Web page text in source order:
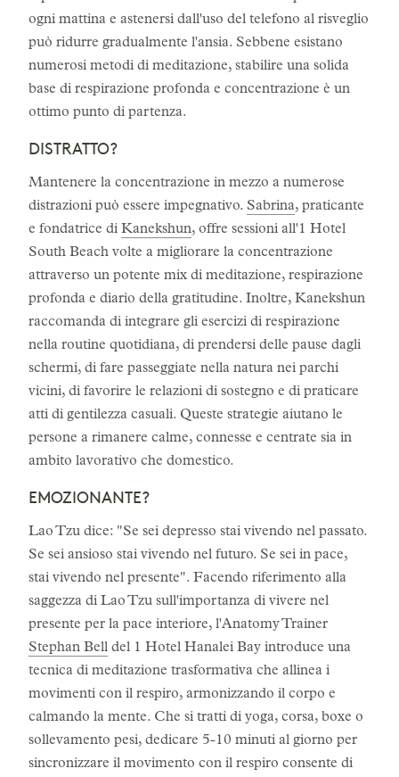
ogni mattina e astenersi dall'uso del telefono al risveglio
può ridurre gradualmente l'ansia. Sebbene esistano
numerosi metodi di meditazione, stabilire una solida
base di respirazione profonda e concentrazione è un
ottimo punto di partenza.
DISTRATTO?
Mantenere la concentrazione in mezzo a numerose
distrazioni può essere impegnativo. Sabrina, praticante
e fondatrice di Kanekshun, offre sessioni all'1 Hotel
South Beach volte a migliorare la concentrazione
attraverso un potente mix di meditazione, respirazione
profonda e diario della gratitudine. Inoltre, Kanekshun
raccomanda di integrare gli esercizi di respirazione
nella routine quotidiana, di prendersi delle pause dagli
schermi, di fare passeggiate nella natura nei parchi
vicini, di favorire le relazioni di sostegno e di praticare
atti di gentilezza casuali. Queste strategie aiutano le
persone a rimanere calme, connesse e centrate sia in
ambito lavorativo che domestico.
EMOZIONANTE?
Lao Tzu dice: "Se sei depresso stai vivendo nel passato.
Se sei ansioso stai vivendo nel futuro. Se sei in pace,
stai vivendo nel presente". Facendo riferimento alla
saggezza di Lao Tzu sull'importanza di vivere nel
presente per la pace interiore, l'Anatomy Trainer
Stephan Bell del 1 Hotel Hanalei Bay introduce una
tecnica di meditazione trasformativa che allinea i
movimenti con il respiro, armonizzando il corpo e
calmando la mente. Che si tratti di yoga, corsa, boxe o
sollevamento pesi, dedicare 5-10 minuti al giorno per
sincronizzare il movimento con il respiro consente di